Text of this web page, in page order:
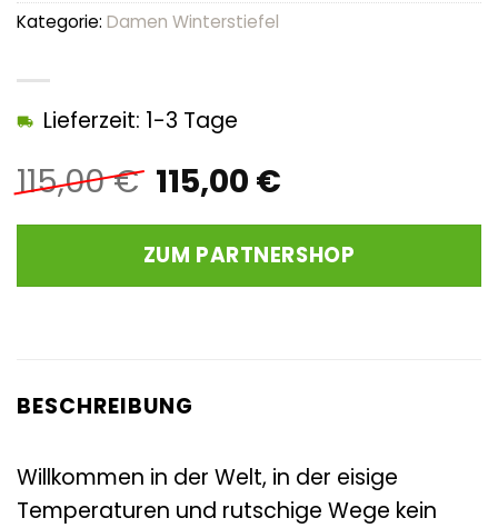
115,00€ Ursprünglicher
Preis
war:
115,00 €
115,00 €Aktueller
ist:
115,00 €.
Lieferzeit: 1-3 Tage
ZUM PARTNERSHOP
Kategorie: Damen Winterstiefel
BESCHREIBUNG
Willkommen in der Welt, in der eisige
Temperaturen und rutschige Wege kein